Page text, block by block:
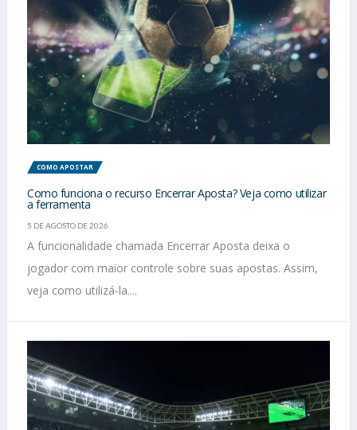
COMO APOSTAR
Como funciona o recurso Encerrar Aposta? Veja como utilizar
a ferramenta
5 DE AGOSTO DE 2026
A funcionalidade chamada Encerrar Aposta deixa o
jogador com maior controle sobre suas apostas. Assim,
veja como utilizá-la....